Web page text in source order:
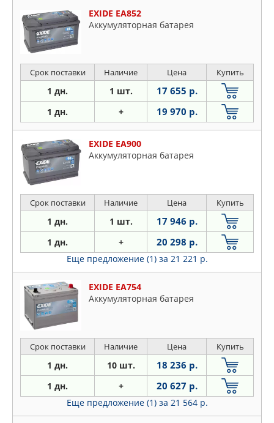
EXIDE EA852
Аккумуляторная батарея
Срок поставки Наличие Цена Купить
1 дн. 1 шт. 17 655 р.
1 дн. + 19 970 р.
EXIDE EA900
Аккумуляторная батарея
Срок поставки Наличие Цена Купить
1 дн. 1 шт. 17 946 р.
1 дн. + 20 298 р.
Еще предложение (1) за 21 221 р.
EXIDE EA754
Аккумуляторная батарея
Срок поставки Наличие Цена Купить
1 дн. 10 шт. 18 236 р.
1 дн. + 20 627 р.
Еще предложение (1) за 21 564 р.